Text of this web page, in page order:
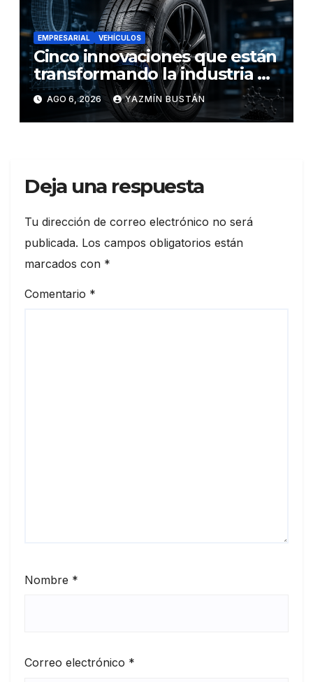
EMPRESARIAL VEHÍCULOS
Cinco innovaciones que están
transformando la industria de
los neumáticos y redefinen el
futuro de la movilidad
AGO 6, 2026 YAZMÍN BUSTÁN
Deja una respuesta
Tu dirección de correo electrónico no será
publicada. Los campos obligatorios están
marcados con *
Comentario *
Nombre *
Correo electrónico *